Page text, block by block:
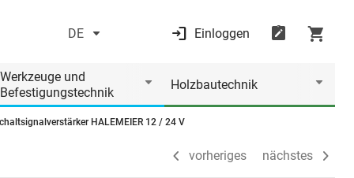
DE Einloggen
Werkzeuge und
Befestigungstechnik
Holzbautechnik
HALEMEIER 12 / 24 V
vorheriges nächstes
vorheriges nächstes